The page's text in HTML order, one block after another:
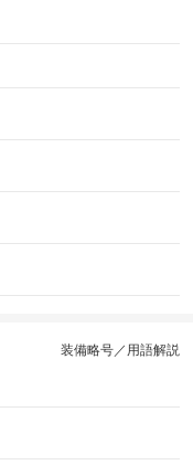
装備略号／用語解説